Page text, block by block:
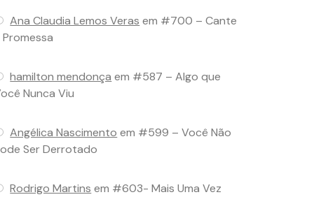
Ana Claudia Lemos Veras em #700 – Cante
Promessa
hamilton mendonça em #587 – Algo que
Nunca Viu
Angélica Nascimento em #599 – Você Não
Ser Derrotado
Rodrigo Martins em #603- Mais Uma Vez